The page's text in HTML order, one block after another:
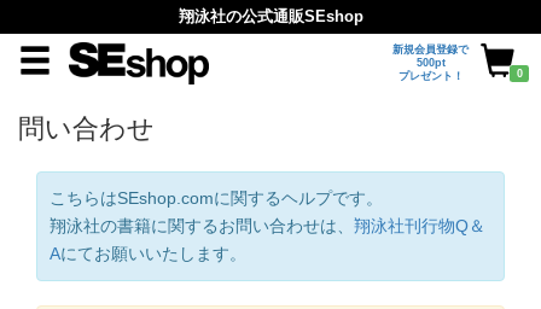
翔泳社の公式通販SEshop
新規会員登録で
500pt
プレゼント！
0
問い合わせ
こちらはSEshop.comに関するヘルプです。
翔泳社の書籍に関するお問い合わせは、 翔泳社刊行物Q＆
Aにてお願いいたします。